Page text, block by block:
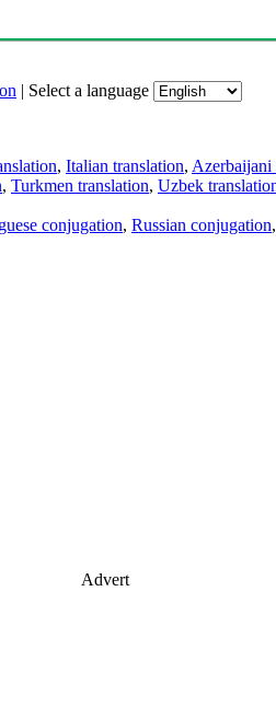
| Select a language
, Italian translation, Azerbaijani
, Turkmen translation, Uzbek
conjugation, Russian conjugation,
Advert